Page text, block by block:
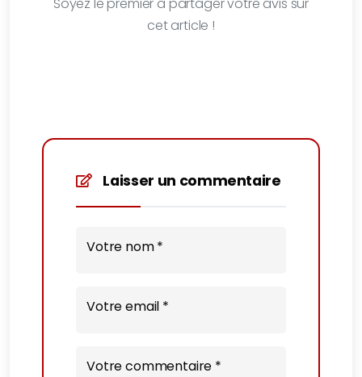
cet article !
Laisser un commentaire
Votre nom *
Votre email *
Votre commentaire *